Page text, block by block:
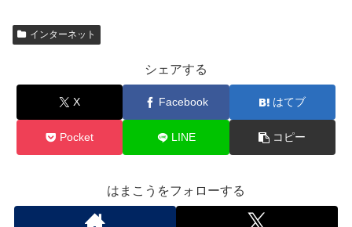
インターネット
シェアする
X Facebook はてブ
Pocket LINE コピー
はまこうをフォローする